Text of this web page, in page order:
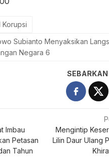
Korupsi
Subianto Menyaksikan
Negara 6
SEBARKAN
Imbau
Petasan
Tahun
Mengintip
Lilin Daur Ulang